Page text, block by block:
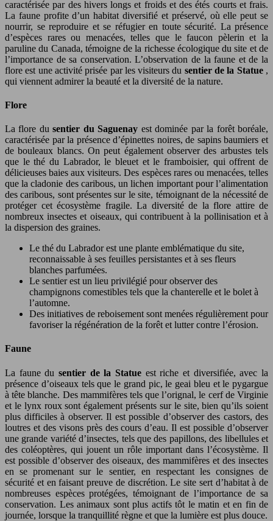
caractérisée par des hivers longs et froids et des étés courts et frais.
La faune profite d’un habitat diversifié et préservé, où elle peut se
nourrir, se reproduire et se réfugier en toute sécurité. La présence
d’espèces rares ou menacées, telles que le faucon pèlerin et la
paruline du Canada, témoigne de la richesse écologique du site et de
l’importance de sa conservation. L’observation de la faune et de la
flore est une activité prisée par les visiteurs du sentier de la Statue ,
qui viennent admirer la beauté et la diversité de la nature.
Flore
La flore dusentier du Saguenay est dominée par la forêt boréale,
caractérisée par la présence d’épinettes noires, de sapins baumiers et
de bouleaux blancs. On peut également observer des arbustes tels
que le thé du Labrador, le bleuet et le framboisier, qui offrent de
délicieuses baies aux visiteurs. Des espèces rares ou menacées, telles
que la cladonie des caribous, un lichen important pour l’alimentation
des caribous, sont présentes sur le site, témoignant de la nécessité de
protéger cet écosystème fragile. La diversité de la flore attire de
nombreux insectes et oiseaux, qui contribuent à la pollinisation et à
la dispersion des graines.
Le thé du Labrador est une plante emblématique du site,
reconnaissable à ses feuilles persistantes et à ses fleurs
blanches parfumées.
Le sentier est un lieu privilégié pour observer des
champignons comestibles tels que la chanterelle et le bolet à
l’automne.
Des initiatives de reboisement sont menées régulièrement pour
favoriser la régénération de la forêt et lutter contre l’érosion.
Faune
La faune du sentier de la Statue est riche et diversifiée, avec la
présence d’oiseaux tels que le grand pic, le geai bleu et le pygargue
à tête blanche. Des mammifères tels que l’orignal, le cerf de Virginie
et le lynx roux sont également présents sur le site, bien qu’ils soient
plus difficiles à observer. Il est possible d’observer des castors, des
loutres et des visons près des cours d’eau. Il est possible d’observer
une grande variété d’insectes, tels que des papillons, des libellules et
des coléoptères, qui jouent un rôle important dans l’écosystème. Il
est possible d’observer des oiseaux, des mammifères et des insectes
en se promenant sur le sentier, en respectant les consignes de
sécurité et en faisant preuve de discrétion. Le site sert d’habitat à de
nombreuses espèces protégées, témoignant de l’importance de sa
conservation. Les animaux sont plus actifs tôt le matin et en fin de
journée, lorsque la tranquillité règne et que la lumière est plus douce.